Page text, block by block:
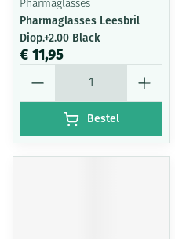
Pharmaglasses
Pharmaglasses Leesbril
Diop.+2.00 Black
€ 11,95
Bestel